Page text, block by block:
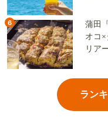
6
蒲田
オコ
リア
ラン